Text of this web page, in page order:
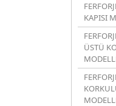
KAPISI
ÜSTÜ